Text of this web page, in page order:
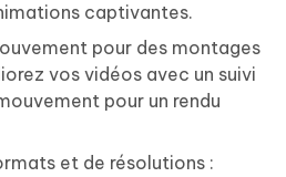
captivantes.
pour des montages
vos vidéos avec un suivi
pour un rendu
et de résolutions :